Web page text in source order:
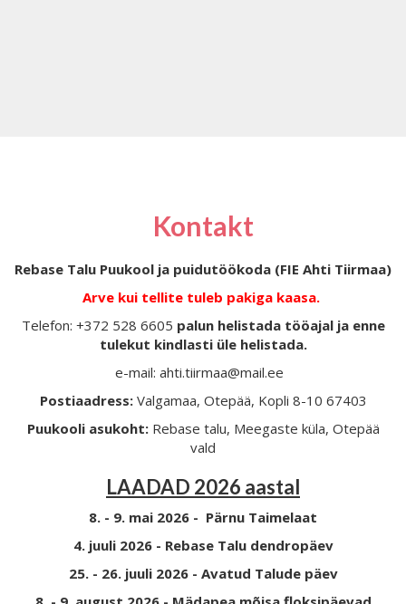
Kontakt
Rebase Talu Puukool ja puidutöökoda (FIE Ahti Tiirmaa)
Arve kui tellite tuleb pakiga kaasa.
Telefon: +372 528 6605 palun helistada tööajal ja enne
tulekut kindlasti üle helistada.
e-mail: ahti.tiirmaa@mail.ee
Postiaadress: Valgamaa, Otepää, Kopli 8-10 67403
Puukooli asukoht: Rebase talu, Meegaste küla, Otepää
vald
LAADAD 2026 aastal
8. - 9. mai 2026 - Pärnu Taimelaat
4. juuli 2026 - Rebase Talu dendropäev
25. - 26. juuli 2026 - Avatud Talude päev